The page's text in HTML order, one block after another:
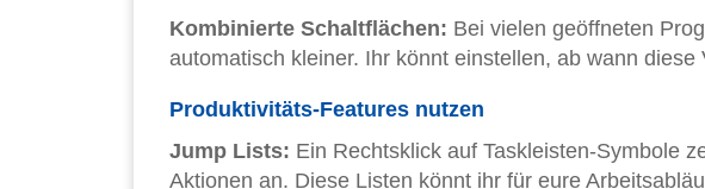
Kombinierte Schaltflächen: Bei vielen geöffneten
automatisch kleiner. Ihr könnt einstellen, ab wann diese
Produktivitäts-Features nutzen
Jump Lists: Ein Rechtsklick auf Taskleisten-Symbole
Aktionen an. Diese Listen könnt ihr für eure